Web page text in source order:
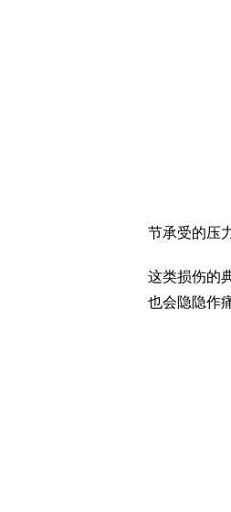
节承受的压
这类损伤的
也会隐隐作